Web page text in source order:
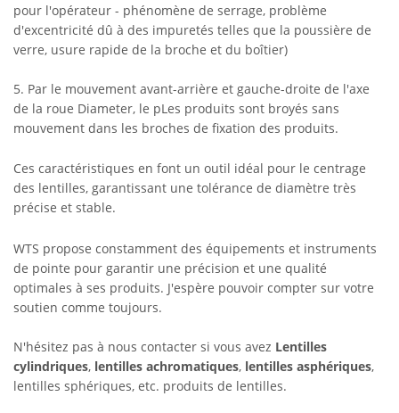
pour l'opérateur - phénomène de serrage, problème
d'excentricité dû à des impuretés telles que la poussière de
verre, usure rapide de la broche et du boîtier)
5. Par le mouvement avant-arrière et gauche-droite de l'axe
de la roue Diameter, le pLes produits sont broyés sans
mouvement dans les broches de fixation des produits.
Ces caractéristiques en font un outil idéal pour le centrage
des lentilles, garantissant une tolérance de diamètre très
précise et stable.
WTS propose constamment des équipements et instruments
de pointe pour garantir une précision et une qualité
optimales à ses produits. J'espère pouvoir compter sur votre
soutien comme toujours.
N'hésitez pas à nous contacter si vous avez Lentilles
cylindriques, lentilles achromatiques, lentilles asphériques,
lentilles sphériques, etc. produits de lentilles.